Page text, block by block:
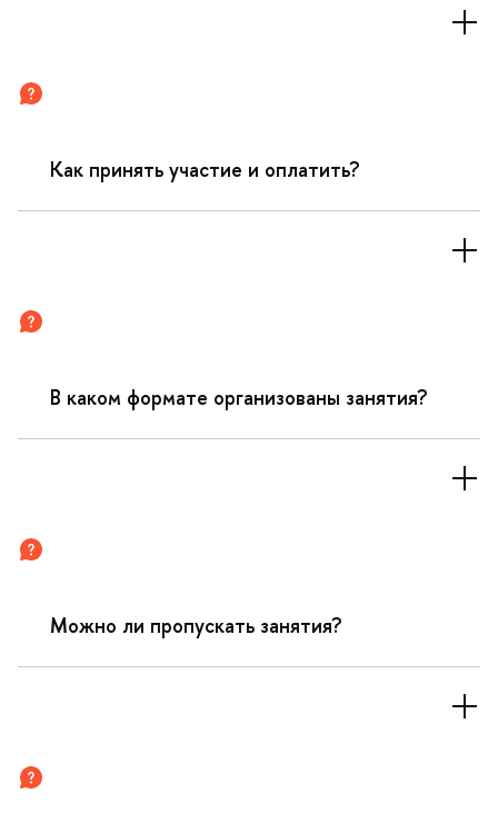
Как принять участие и оплатить?
каком формате организованы занятия?
Можно ли пропускать занятия?